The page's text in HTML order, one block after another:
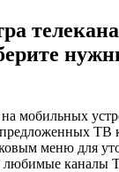
мобильных
ТВ
меню для
каналы